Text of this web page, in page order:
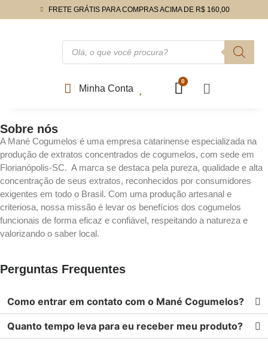
FRETE GRÁTIS PARA COMPRAS ACIMA DE R$ 160,00
Minha Conta
Sobre nós
A Mané Cogumelos é uma empresa catarinense especializada na
produção de extratos concentrados de cogumelos, com sede em
Florianópolis-SC. A marca se destaca pela pureza, qualidade e alta
concentração de seus extratos, reconhecidos por consumidores
exigentes em todo o Brasil. Com uma produção artesanal e
criteriosa, nossa missão é levar os benefícios dos cogumelos
funcionais de forma eficaz e confiável, respeitando a natureza e
valorizando o saber local.
Perguntas Frequentes
Como entrar em contato com o Mané Cogumelos?
Quanto tempo leva para eu receber meu produto?